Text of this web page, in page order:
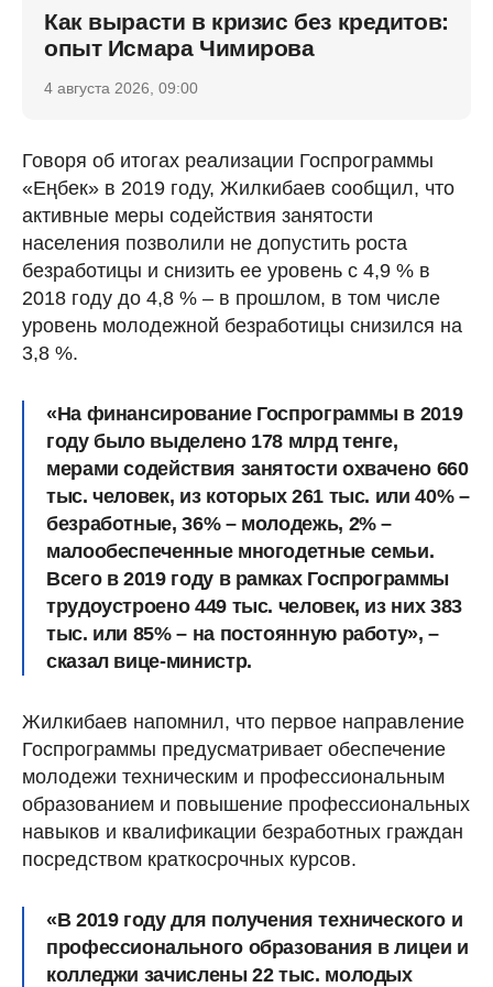
Как вырасти в кризис без кредитов:
опыт Исмара Чимирова
4 августа 2026, 09:00
Говоря об итогах реализации Госпрограммы
«Еңбек» в 2019 году, Жилкибаев сообщил, что
активные меры содействия занятости
населения позволили не допустить роста
безработицы и снизить ее уровень с 4,9 % в
2018 году до 4,8 % – в прошлом, в том числе
уровень молодежной безработицы снизился на
3,8 %.
«На финансирование Госпрограммы в 2019
году было выделено 178 млрд тенге,
мерами содействия занятости охвачено 660
тыс. человек, из которых 261 тыс. или 40% –
безработные, 36% – молодежь, 2% –
малообеспеченные многодетные семьи.
Всего в 2019 году в рамках Госпрограммы
трудоустроено 449 тыс. человек, из них 383
тыс. или 85% – на постоянную работу», –
сказал вице-министр.
Жилкибаев напомнил, что первое направление
Госпрограммы предусматривает обеспечение
молодежи техническим и профессиональным
образованием и повышение профессиональных
навыков и квалификации безработных граждан
посредством краткосрочных курсов.
«В 2019 году для получения технического и
профессионального образования в лицеи и
колледжи зачислены 22 тыс. молодых